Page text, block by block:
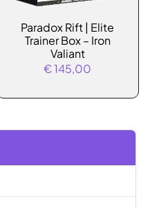
Paradox Rift | Elite
Trainer Box – Iron
Valiant
€145,00